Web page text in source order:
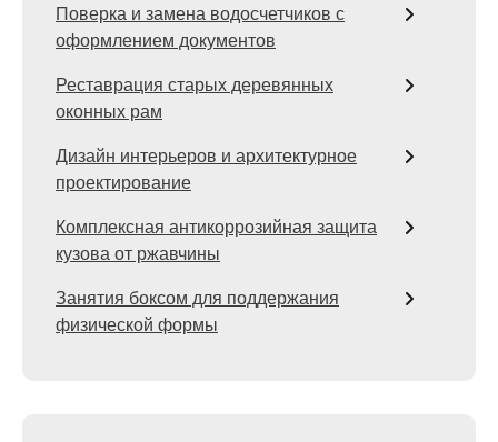
Поверка и замена водосчетчиков с
оформлением документов
Реставрация старых деревянных
оконных рам
Дизайн интерьеров и архитектурное
проектирование
Комплексная антикоррозийная защита
кузова от ржавчины
Занятия боксом для поддержания
физической формы